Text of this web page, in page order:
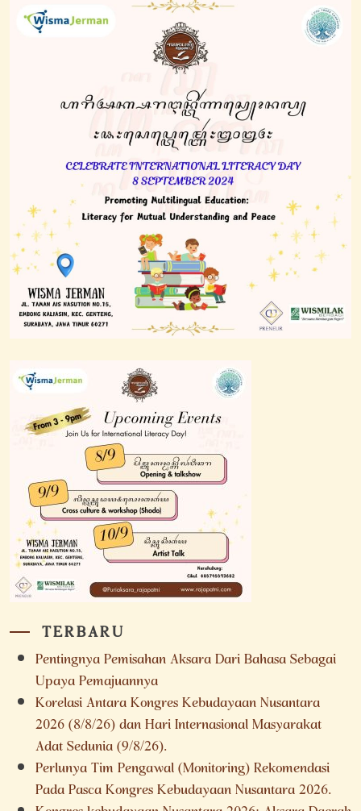
TERBARU
Pentingnya Pemisahan Aksara Dari Bahasa Sebagai
Upaya Pemajuannya
Korelasi Antara Kongres Kebudayaan Nusantara
2026 (8/8/26) dan Hari Internasional Masyarakat
Adat Sedunia (9/8/26).
Perlunya Tim Pengawal (Monitoring) Rekomendasi
Pada Pasca Kongres Kebudayaan Nusantara 2026.